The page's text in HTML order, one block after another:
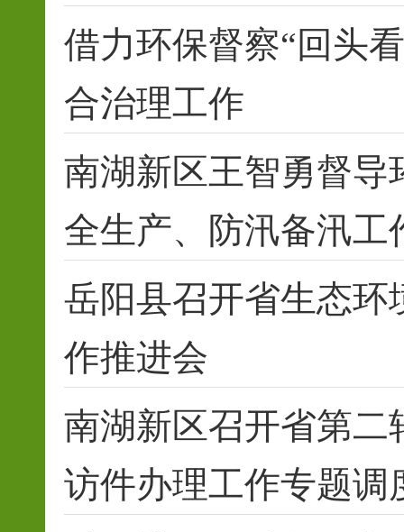
借力环保督察“回头
合治理工作
南湖新区王智勇督导
全生产、防汛备汛工
岳阳县召开省生态环
作推进会
南湖新区召开省第二
访件办理工作专题调